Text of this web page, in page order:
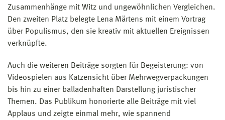
Zusammenhänge mit Witz und ungewöhnlichen Vergleichen.
Den zweiten Platz belegte Lena Märtens mit einem Vortrag
über Populismus, den sie kreativ mit aktuellen Ereignissen
verknüpfte.
Auch die weiteren Beiträge sorgten für Begeisterung: von
Videospielen aus Katzensicht über Mehrwegverpackungen
bis hin zu einer balladenhaften Darstellung juristischer
Themen. Das Publikum honorierte alle Beiträge mit viel
Applaus und zeigte einmal mehr, wie spannend